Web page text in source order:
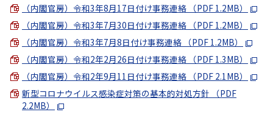
（内閣官房）令和3年8月17日付け事務連絡 （PDF 1.2MB）
（内閣官房）令和3年7月30日付け事務連絡 （PDF 1.2MB）
（内閣官房）令和3年7月8日付け事務連絡 （PDF 1.2MB）
（内閣官房）令和2年2月26日付け事務連絡 （PDF 1.3MB）
（内閣官房）令和2年9月11日付け事務連絡 （PDF 2.1MB）
新型コロナウイルス感染症対策の基本的対処方針 （PDF
2.2MB）